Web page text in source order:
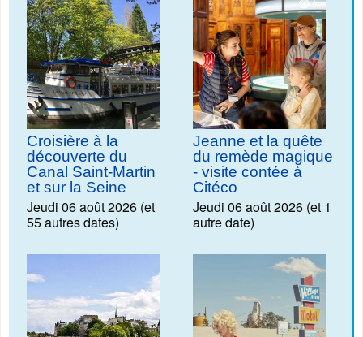
Croisière à la
découverte du
Canal Saint-Martin
et sur la Seine
Jeudi 06 août 2026 (et
55 autres dates)
Jeanne et la quête
du remède magique
- visite contée à
Citéco
Jeudi 06 août 2026 (et 1
autre date)